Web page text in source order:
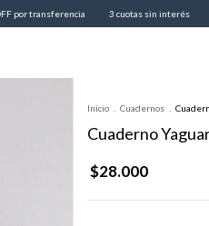
3 cuotas sin interés 10% OFF por
Inicio Cuadernos
Cuaderno
$28.000